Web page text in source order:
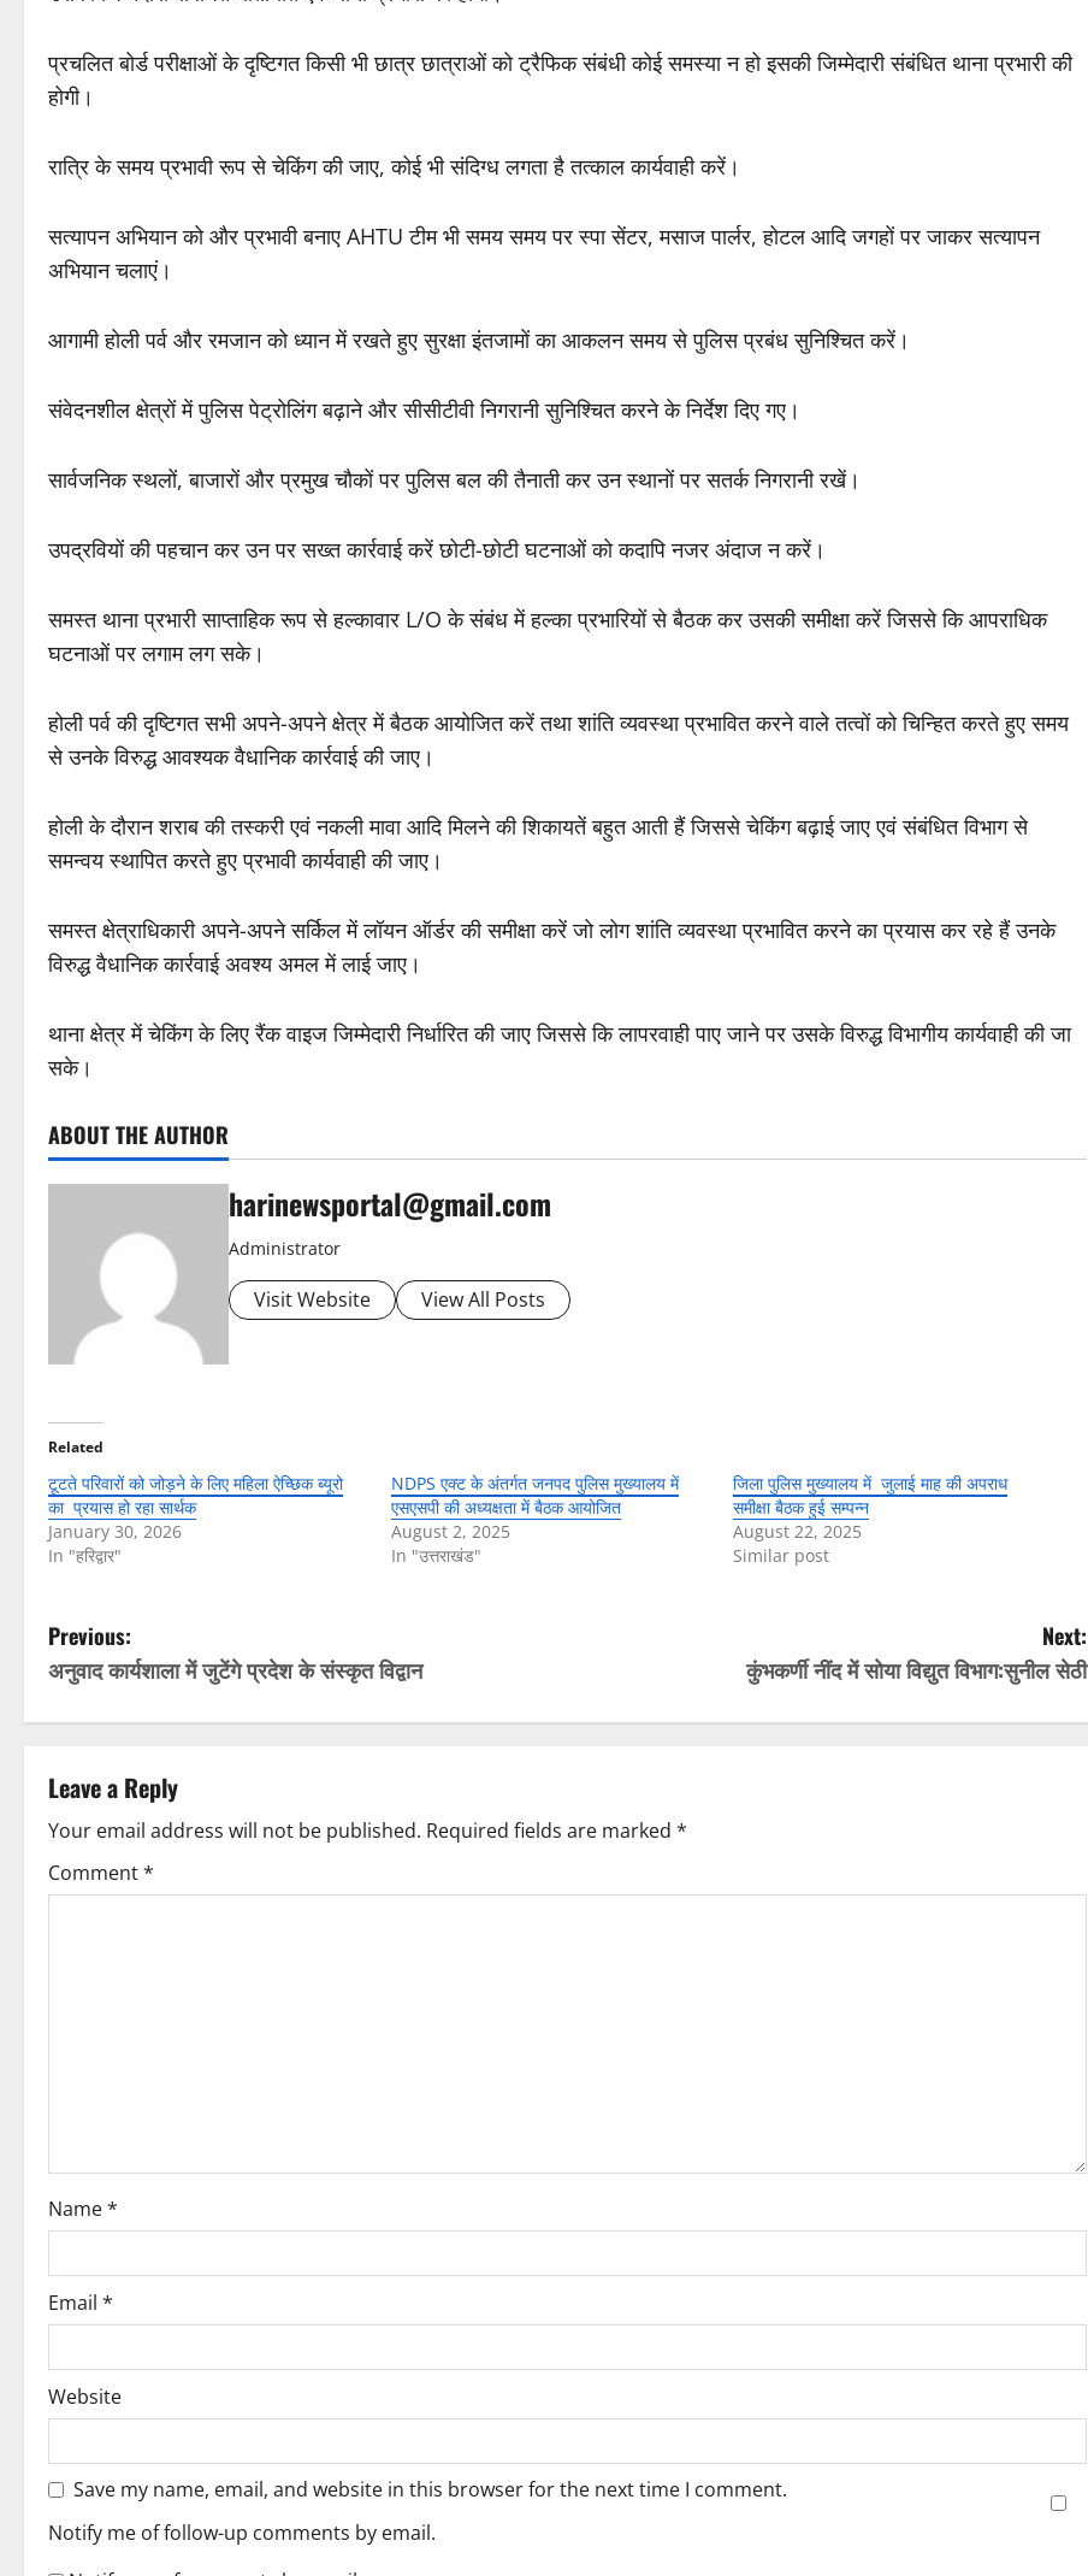
प्रचलित बोर्ड परीक्षाओं के दृष्टिगत किसी भी छात्र छात्राओं को ट्रैफिक संबंधी कोई समस्या न हो इसकी जिम्मेदारी संबंधित थाना प्रभारी की
होगी।
रात्रि के समय प्रभावी रूप से चेकिंग की जाए, कोई भी संदिग्ध लगता है तत्काल कार्यवाही करें।
सत्यापन अभियान को और प्रभावी बनाए AHTU टीम भी समय समय पर स्पा सेंटर, मसाज पार्लर, होटल आदि जगहों पर जाकर सत्यापन
अभियान चलाएं।
आगामी होली पर्व और रमजान को ध्यान में रखते हुए सुरक्षा इंतजामों का आकलन समय से पुलिस प्रबंध सुनिश्चित करें।
संवेदनशील क्षेत्रों में पुलिस पेट्रोलिंग बढ़ाने और सीसीटीवी निगरानी सुनिश्चित करने के निर्देश दिए गए।
सार्वजनिक स्थलों, बाजारों और प्रमुख चौकों पर पुलिस बल की तैनाती कर उन स्थानों पर सतर्क निगरानी रखें।
उपद्रवियों की पहचान कर उन पर सख्त कार्रवाई करें छोटी-छोटी घटनाओं को कदापि नजर अंदाज न करें।
समस्त थाना प्रभारी साप्ताहिक रूप से हल्कावार L/O के संबंध में हल्का प्रभारियों से बैठक कर उसकी समीक्षा करें जिससे कि आपराधिक
घटनाओं पर लगाम लग सके।
होली पर्व की दृष्टिगत सभी अपने-अपने क्षेत्र में बैठक आयोजित करें तथा शांति व्यवस्था प्रभावित करने वाले तत्वों को चिन्हित करते हुए समय
से उनके विरुद्ध आवश्यक वैधानिक कार्रवाई की जाए।
होली के दौरान शराब की तस्करी एवं नकली मावा आदि मिलने की शिकायतें बहुत आती हैं जिससे चेकिंग बढ़ाई जाए एवं संबंधित विभाग से
समन्वय स्थापित करते हुए प्रभावी कार्यवाही की जाए।
समस्त क्षेत्राधिकारी अपने-अपने सर्किल में लॉयन ऑर्डर की समीक्षा करें जो लोग शांति व्यवस्था प्रभावित करने का प्रयास कर रहे हैं उनके
विरुद्ध वैधानिक कार्रवाई अवश्य अमल में लाई जाए।
थाना क्षेत्र में चेकिंग के लिए रैंक वाइज जिम्मेदारी निर्धारित की जाए जिससे कि लापरवाही पाए जाने पर उसके विरुद्ध विभागीय कार्यवाही की जा
सके।
ABOUT THE AUTHOR
harinewsportal@gmail.com
Administrator
Visit Website View All Posts
Related
टूटते परिवारों को जोड़ने के लिए महिला ऐच्छिक ब्यूरो
का प्रयास हो रहा सार्थक
January 30, 2026
In "हरिद्वार"
NDPS एक्ट के अंतर्गत जनपद पुलिस मुख्यालय में
एसएसपी की अध्यक्षता में बैठक आयोजित
August 2, 2025
In "उत्तराखंड"
जिला पुलिस मुख्यालय में जुलाई माह की अपराध
समीक्षा बैठक हुई सम्पन्न
August 22, 2025
Similar post
P
o
s
t
n
a
i
o
n
Previous:
अनुवाद कार्यशाला में जुटेंगे प्रदेश के संस्कृत विद्वान
Next:
कुंभकर्णी नींद में सोया विद्युत विभाग:सुनील सेठी
Leave a Reply
Your email address will not be published. Required fields are marked *
Comment*
Name*
Email *
Website
Save my name, email, and website in this browser for the next time I comment.
Notify me of follow-up comments by email.